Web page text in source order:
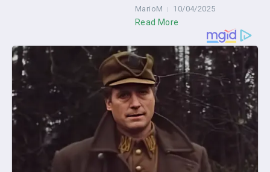
MarioM 10/04/2025
Read More